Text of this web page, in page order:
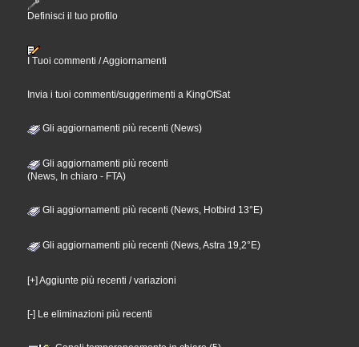
Definisci il tuo profilo
I Tuoi commenti / Aggiornamenti
Invia i tuoi commenti/suggerimenti a KingOfSat
Gli aggiornamenti più recenti (News)
Gli aggiornamenti più recenti
(News, In chiaro - FTA)
Gli aggiornamenti più recenti (News, Hotbird 13°E)
Gli aggiornamenti più recenti (News, Astra 19,2°E)
[+] Aggiunte più recenti / variazioni
[-] Le eliminazioni più recenti